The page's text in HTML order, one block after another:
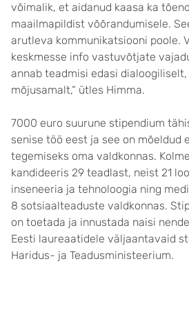
võimalik, et aidanud kaasa ka
maailmapildist võõrandumisele.
arutleva kommunikatsiooni poole.
keskmesse info vastuvõtjate
annab teadmisi edasi
mõjusamalt,“ ütles Himma.
7000 euro suurune stipendium
senise töö eest ja see on mõeldud
tegemiseks oma valdkonnas.
kandideeris 29 teadlast, neist 21
inseneeria ja tehnoloogia ning
8 sotsiaalteaduste valdkonnas.
on toetada ja innustada naisi
Eesti laureaatidele väljaantavaid
Haridus- ja Teadusministeerium.